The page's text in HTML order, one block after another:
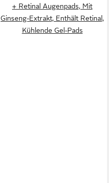
+ Retinal Augenpads, Mit
Ginseng-Extrakt, Enthält Retinal,
Kühlende Gel-Pads